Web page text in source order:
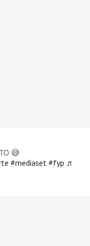
😅
#mediaset #fyp ♬